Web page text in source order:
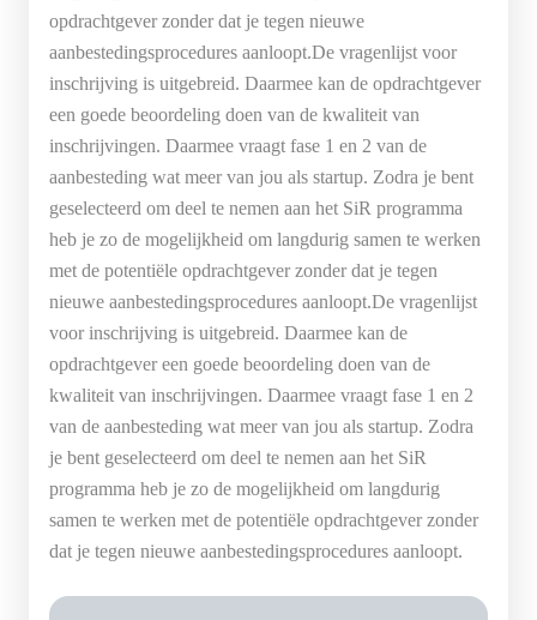
opdrachtgever zonder dat je tegen nieuwe
aanbestedingsprocedures aanloopt.De vragenlijst voor
inschrijving is uitgebreid. Daarmee kan de opdrachtgever
een goede beoordeling doen van de kwaliteit van
inschrijvingen. Daarmee vraagt fase 1 en 2 van de
aanbesteding wat meer van jou als startup. Zodra je bent
geselecteerd om deel te nemen aan het SiR programma
heb je zo de mogelijkheid om langdurig samen te werken
met de potentiële opdrachtgever zonder dat je tegen
nieuwe aanbestedingsprocedures aanloopt.De vragenlijst
voor inschrijving is uitgebreid. Daarmee kan de
opdrachtgever een goede beoordeling doen van de
kwaliteit van inschrijvingen. Daarmee vraagt fase 1 en 2
van de aanbesteding wat meer van jou als startup. Zodra
je bent geselecteerd om deel te nemen aan het SiR
programma heb je zo de mogelijkheid om langdurig
samen te werken met de potentiële opdrachtgever zonder
dat je tegen nieuwe aanbestedingsprocedures aanloopt.